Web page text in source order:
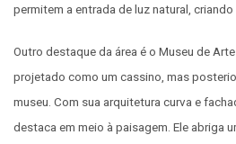
permitem a entrada de luz natural, criando
Outro destaque da área é o Museu de
projetado como um cassino, mas
museu. Com sua arquitetura curva e
destaca em meio à paisagem. Ele abriga